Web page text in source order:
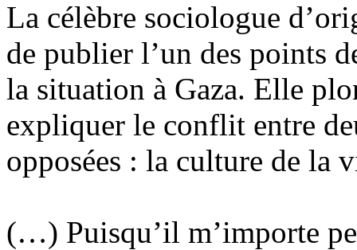
La célèbre sociologue
de publier l’un des points
la situation à Gaza. Elle
expliquer le conflit entre
opposées : la culture de la
(…) Puisqu’il m’importe